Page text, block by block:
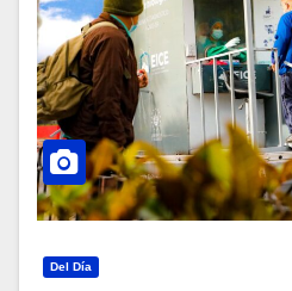
Del Día